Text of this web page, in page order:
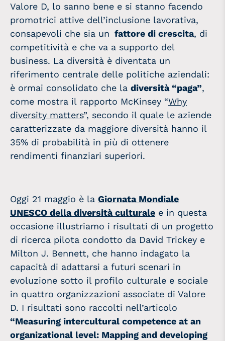
Valore D, lo sanno bene e si stanno facendo
promotrici attive dell’inclusione lavorativa,
consapevoli che sia un fattore di crescita, di
competitività e che va a supporto del
business. La diversità è diventata un
riferimento centrale delle politiche aziendali:
è ormai consolidato che la diversità “paga”,
come mostra il rapporto McKinsey “Why
diversity matters”, secondo il quale le aziende
caratterizzate da maggiore diversità hanno il
35% di probabilità in più di ottenere
rendimenti finanziari superiori.
Oggi 21 maggio è la Giornata Mondiale
UNESCO della diversità culturale e in questa
occasione illustriamo i risultati di un progetto
di ricerca pilota condotto da David Trickey e
Milton J. Bennett, che hanno indagato la
capacità di adattarsi a futuri scenari in
evoluzione sotto il profilo culturale e sociale
in quattro organizzazioni associate di Valore
D. I risultati sono raccolti nell’articolo
“Measuring intercultural competence at an
organizational level: Mapping and developing